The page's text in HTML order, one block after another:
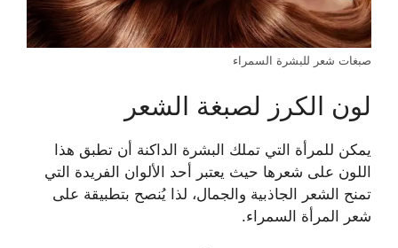
صبغات شعر للبشرة السمراء
لون الكرز لصبغة الشعر
يمكن للمرأة التي تملك البشرة الداكنة أن تطبق هذا
اللون على شعرها حيث يعتبر أحد الألوان الفريدة التي
تمنح الشعر الجاذبية والجمال، لذا يُنصح بتطبيقة على
شعر المرأة السمراء.